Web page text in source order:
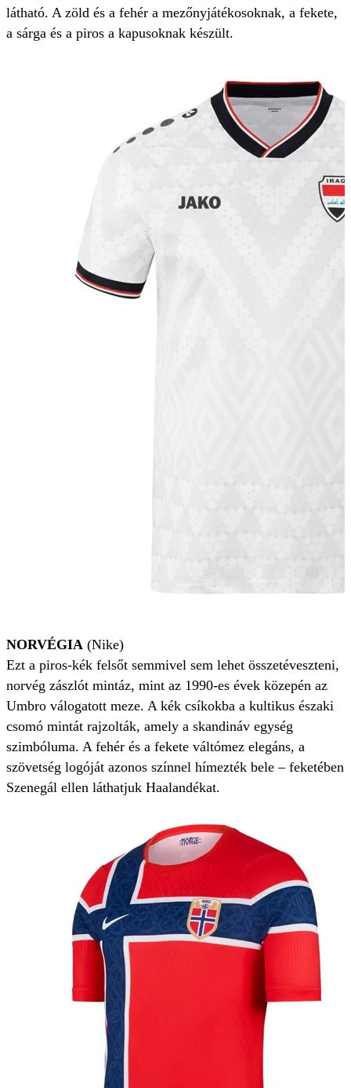
látható. A zöld és a fehér a mezőnyjátékosoknak, a fekete,
a sárga és a piros a kapusoknak készült.
NORVÉGIA (Nike)
Ezt a piros-kék felsőt semmivel sem lehet összetéveszteni,
norvég zászlót mintáz, mint az 1990-es évek közepén az
Umbro válogatott meze. A kék csíkokba a kultikus északi
csomó mintát rajzolták, amely a skandináv egység
szimbóluma. A fehér és a fekete váltómez elegáns, a
szövetség logóját azonos színnel hímezték bele – feketében
Szenegál ellen láthatjuk Haalandékat.